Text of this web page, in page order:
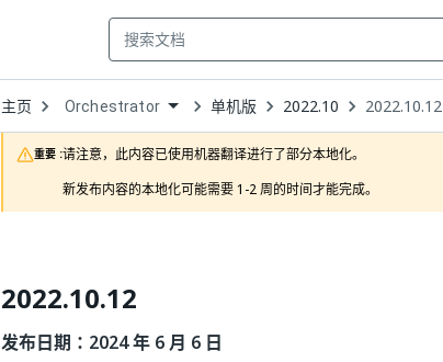
主页 Open
Dropdown
to
choose
product
Orchestrator 单机版 2022.10 2022.10.12
重要 :请注意，此内容已使用机器翻译进行了部分本地化。
新发布内容的本地化可能需要 1-2 周的时间才能完成。
2022.10.12
发布日期：2024 年 6 月 6 日